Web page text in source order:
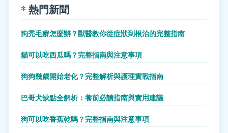
* 熱門新聞
狗禿毛癬怎麼辦？獸醫教你從症狀到根治的完整指南
貓可以吃西瓜嗎？完整指南與注意事項
狗狗幾歲開始老化？完整解析與護理實戰指南
巴哥犬缺點全解析：養前必讀指南與實用建議
狗可以吃香蕉乾嗎？完整指南與注意事項